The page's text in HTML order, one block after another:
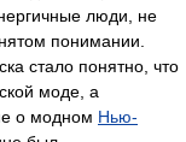
люди, не
понимании.
стало понятно, что
моде, а
о модном Нью-